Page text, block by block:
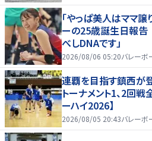
「やっぱ美人はママ
ーの25歳誕生日報告
べしDNAです」
2026/08/06 05:20バレーボ
連覇を目指す鎮西が
トーナメント1、2回
ーハイ2026】
2026/08/05 20:43バレーボ